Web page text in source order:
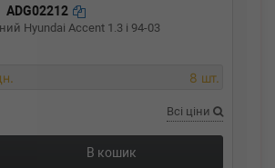
ADG02212
Hyundai Accent 1.3 i 94-03
8 шт.
Всі ціни
В кошик